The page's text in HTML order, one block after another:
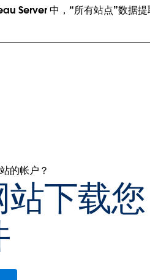
Server 中，“所有站点”数据
的帐户？
站下载您